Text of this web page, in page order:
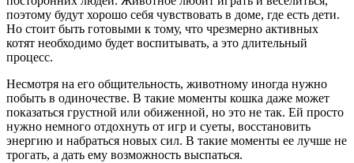
поэтому будут хорошо себя чувствовать в доме, где есть дети.
Но стоит быть готовыми к тому, что чрезмерно активных
котят необходимо будет воспитывать, а это длительный
процесс.
Несмотря на его общительность, животному иногда нужно
побыть в одиночестве. В такие моменты кошка даже может
показаться грустной или обиженной, но это не так. Ей просто
нужно немного отдохнуть от игр и суеты, восстановить
энергию и набраться новых сил. В такие моменты ее лучше не
трогать, а дать ему возможность выспаться.